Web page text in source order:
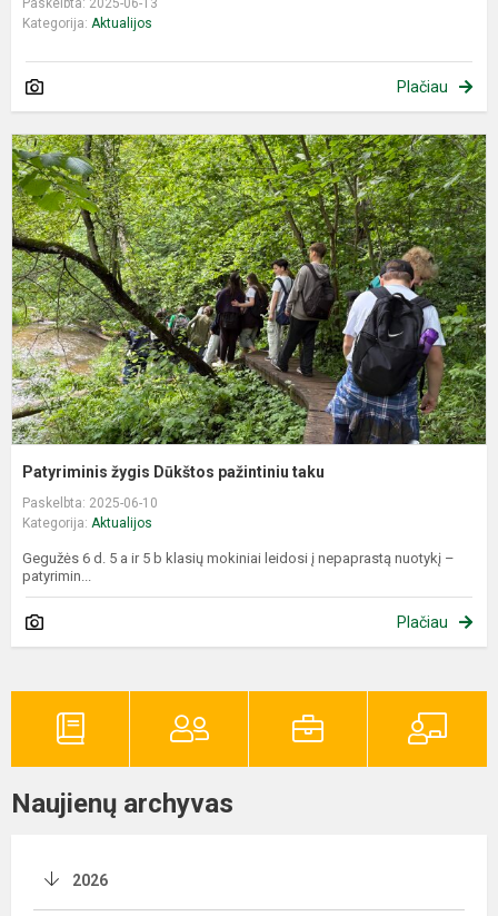
Paskelbta: 2025-06-13
Kategorija: Aktualijos
Plačiau
Patyriminis žygis Dūkštos pažintiniu taku
Paskelbta: 2025-06-10
Kategorija: Aktualijos
Gegužės 6 d. 5 a ir 5 b klasių mokiniai leidosi į nepaprastą nuotykį –
patyrimin...
Plačiau
Naujienų archyvas
2026